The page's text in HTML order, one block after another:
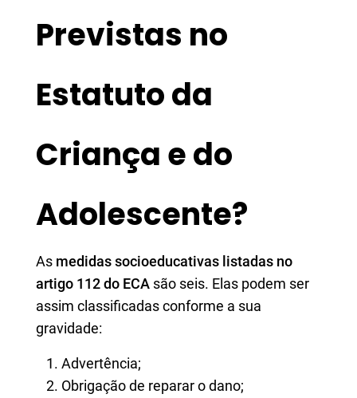
Previstas no
Estatuto da
Criança e do
Adolescente?
As medidas socioeducativas listadas no
artigo 112 do ECA são seis. Elas podem ser
assim classificadas conforme a sua
gravidade:
Advertência;
Obrigação de reparar o dano;